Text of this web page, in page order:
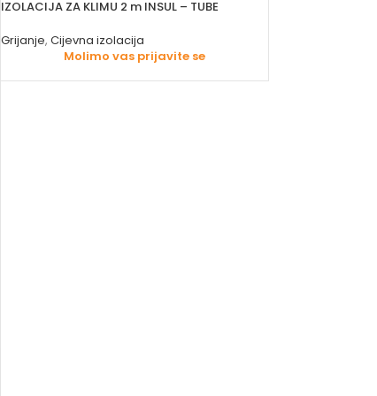
IZOLACIJA ZA KLIMU 2 m INSUL – TUBE
Grijanje, Cijevna izolacija
Molimo vas prijavite se